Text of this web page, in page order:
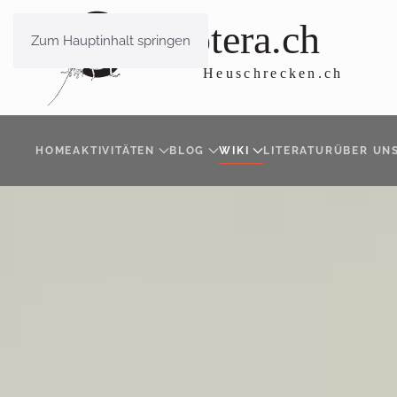
Zum Hauptinhalt springen
HOMEAKTIVITÄTEN BLOG WIKI LITERATUR ÜBER UNS